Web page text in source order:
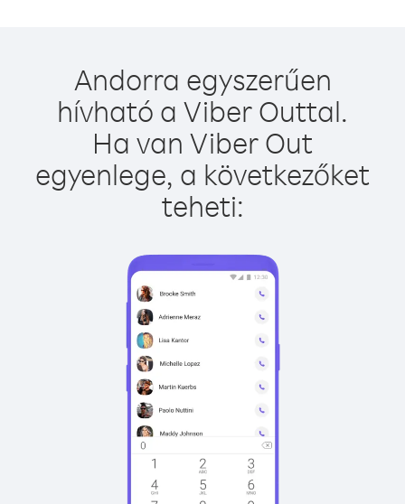
Andorra egyszerűen
hívható a Viber Outtal.
Ha van Viber Out
egyenlege, a következőket
teheti: